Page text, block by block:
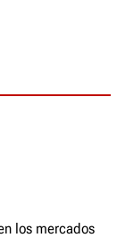
los mercados